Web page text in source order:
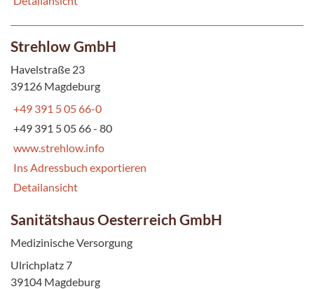
Strehlow GmbH
Havelstraße 23
39126 Magdeburg
+49 391 5 05 66-0
+49 391 5 05 66 - 80
www.strehlow.info
Ins Adressbuch exportieren
Detailansicht
Sanitätshaus Oesterreich GmbH
Medizinische Versorgung
Ulrichplatz 7
39104 Magdeburg